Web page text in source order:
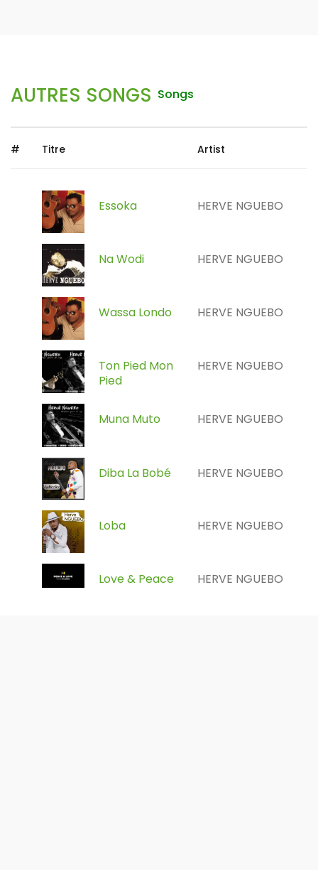
AUTRES SONGS Songs
# Titre Artist
Essoka HERVE NGUEBO
Na Wodi HERVE NGUEBO
Wassa Londo HERVE NGUEBO
Ton Pied Mon
Pied
HERVE NGUEBO
Muna Muto HERVE NGUEBO
Diba La Bobé HERVE NGUEBO
Loba HERVE NGUEBO
Love & Peace HERVE NGUEBO